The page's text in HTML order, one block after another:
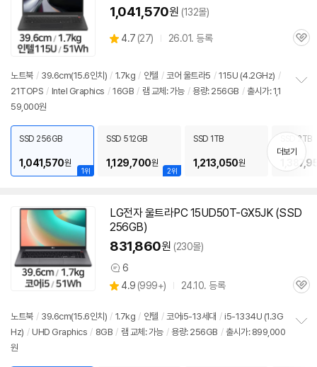
1,041,570원 (132몰)
별
4.7 (상
27) 26.01. 등록
관
노트북 / 39.6cm(15.6인치) / 1.7kg / 인텔 / 코어 울트라5 / 115U (4.2GHz) /
21TOPS / Intel Graphics / 16GB / 램 교체: 가능 / 용량: 256GB / 출시가: 1,1
59,000원
치
기
1위
SSD 256GB
1,041,570원
2위
SSD 512GB
1,129,700원
SSD 1TB
1,213,050원
SSD 2TB
더보기
LG전자 울트라PC 15UD50T-GX5JK (SSD
256GB)
831,860원 (230몰)
상
품
견
6
별
4.9 (상
리
뷰
999+) 24.10. 등록
관
노트북 / 39.6cm(15.6인치) / 1.7kg / 인텔 / 코어i5-13세대 / i5-1334U (1.3G
Hz) / UHD Graphics / 8GB / 램 교체: 가능 / 용량: 256GB / 출시가: 899,000
원